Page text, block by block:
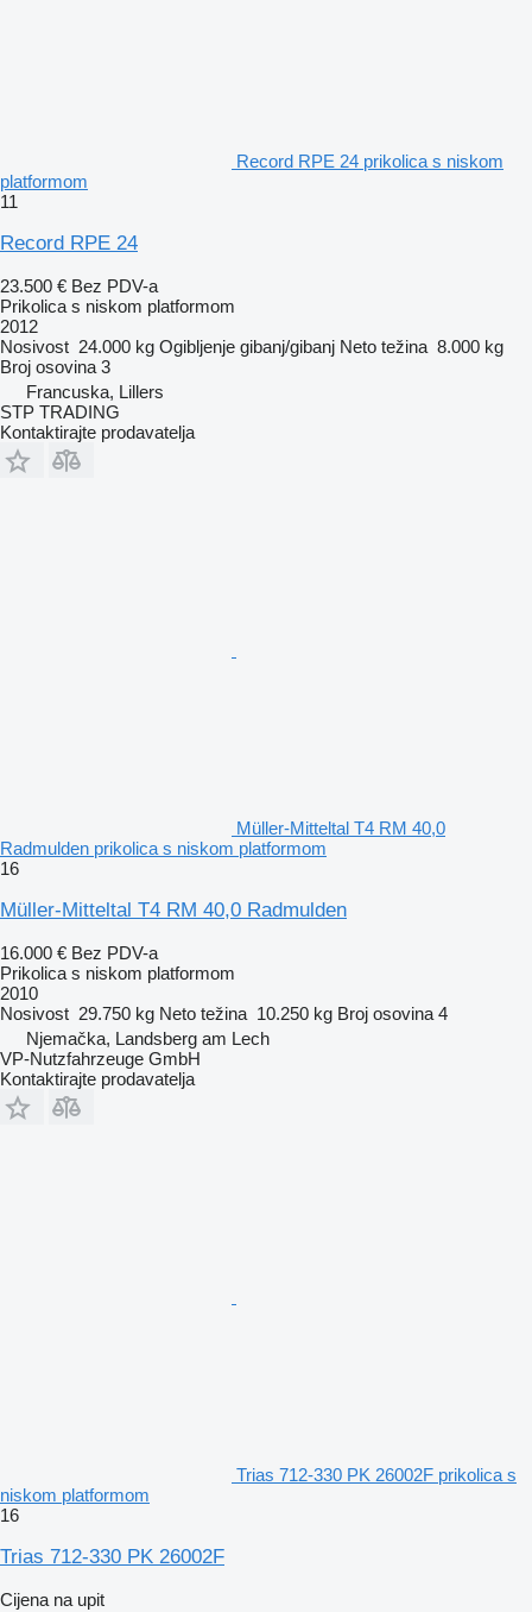
Record RPE 24 prikolica s niskom
platformom
11
Record RPE 24
23.500 € Bez PDV-a
Prikolica s niskom platformom
2012
Nosivost 24.000 kg Ogibljenje gibanj/gibanj Neto težina 8.000 kg
Broj osovina 3
Francuska, Lillers
STP TRADING
Kontaktirajte prodavatelja
Müller-Mitteltal T4 RM 40,0
Radmulden prikolica s niskom platformom
16
Müller-Mitteltal T4 RM 40,0 Radmulden
16.000 € Bez PDV-a
Prikolica s niskom platformom
2010
Nosivost 29.750 kg Neto težina 10.250 kg Broj osovina 4
Njemačka, Landsberg am Lech
VP-Nutzfahrzeuge GmbH
Kontaktirajte prodavatelja
Trias 712-330 PK 26002F prikolica s
niskom platformom
16
Trias 712-330 PK 26002F
Cijena na upit